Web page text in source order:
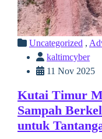
Uncategorized ,
kaltimcyber
11 Nov 2025
Kutai Timur
Sampah
untuk